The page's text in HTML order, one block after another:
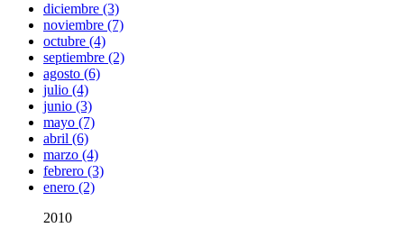
diciembre (3)
noviembre (7)
octubre (4)
septiembre (2)
agosto (6)
julio (4)
junio (3)
mayo (7)
abril (6)
marzo (4)
febrero (3)
enero (2)
2010